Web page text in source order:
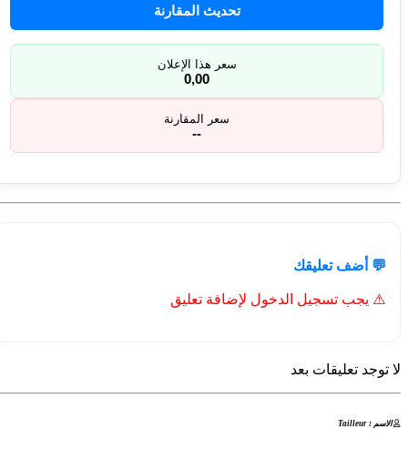
تحديث المقارنة
سعر هذا الإعلان
0,00
سعر المقارنة
--
💬 أضف تعليقك
⚠️ يجب تسجيل الدخول لإضافة تعليق
لا توجد تعليقات بعد
الاسم : Tailleur